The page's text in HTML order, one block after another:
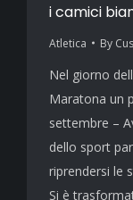
i camici
Atletica By
Nel giorno
Maratona un
settembre –
dello sport
riprendersi le
Si è